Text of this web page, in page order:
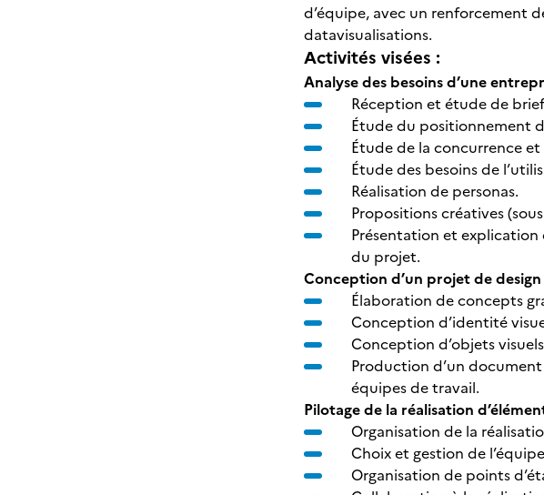
d’équipe, avec un renforcement
datavisualisations.
Activités visées :
Analyse des besoins d’une
Réception et étude de
Étude du positionnement
Étude de la concurrence
Étude des besoins de
Réalisation de personas.
Propositions créatives
Présentation et
du projet.
Conception d’un projet de
Élaboration de concepts
Conception d’identité
Conception d’objets
Production d’un
équipes de travail.
Pilotage de la réalisation
Organisation de la
Choix et gestion de
Organisation de points